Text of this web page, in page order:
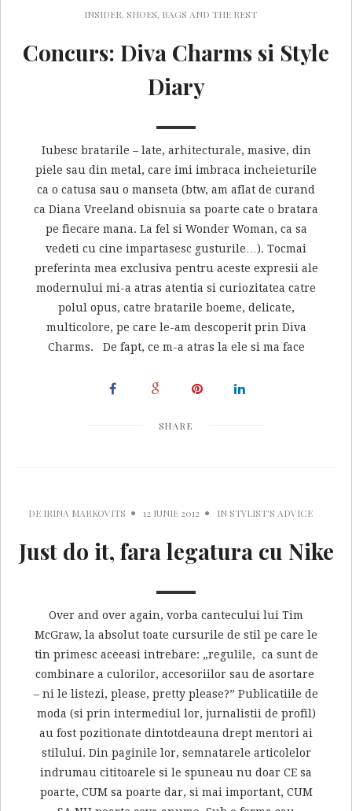
INSIDER, SHOES, BAGS AND THE REST
Concurs: Diva Charms si Style
Diary
Iubesc bratarile – late, arhitecturale, masive, din
piele sau din metal, care imi imbraca incheieturile
ca o catusa sau o manseta (btw, am aflat de curand
ca Diana Vreeland obisnuia sa poarte cate o bratara
pe fiecare mana. La fel si Wonder Woman, ca sa
vedeti cu cine impartasesc gusturile…). Tocmai
preferinta mea exclusiva pentru aceste expresii ale
modernului mi-a atras atentia si curiozitatea catre
polul opus, catre bratarile boeme, delicate,
multicolore, pe care le-am descoperit prin Diva
Charms. De fapt, ce m-a atras la ele si ma face
SHARE
DE IRINA MARKOVITS 12 IUNIE 2012 IN STYLIST'S ADVICE
Just do it, fara legatura cu Nike
Over and over again, vorba cantecului lui Tim
McGraw, la absolut toate cursurile de stil pe care le
tin primesc aceeasi intrebare: „regulile, ca sunt de
combinare a culorilor, accesoriilor sau de asortare
– ni le listezi, please, pretty please?” Publicatiile de
moda (si prin intermediul lor, jurnalistii de profil)
au fost pozitionate dintotdeauna drept mentori ai
stilului. Din paginile lor, semnatarele articolelor
indrumau cititoarele si le spuneau nu doar CE sa
poarte, CUM sa poarte dar, si mai important, CUM